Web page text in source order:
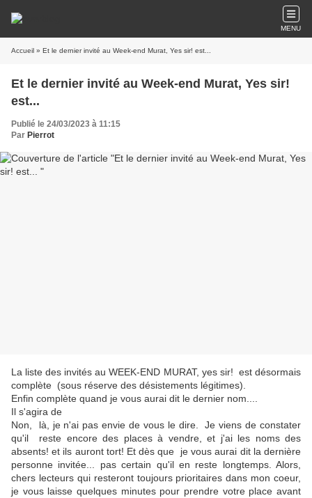
MENU
Accueil » Et le dernier invité au Week-end Murat, Yes sir! est...
Et le dernier invité au Week-end Murat, Yes sir!
est...
Publié le 24/03/2023 à 11:15
Par Pierrot
La liste des invités au WEEK-END MURAT, yes sir! est désormais
complète (sous réserve des désistements légitimes).
Enfin complète quand je vous aurai dit le dernier nom....
Il s'agira de
Non, là, je n'ai pas envie de vous le dire. Je viens de constater
qu'il reste encore des places à vendre, et j'ai les noms des
absents! et ils auront tort! Et dès que je vous aurai dit la dernière
personne invitée... pas certain qu'il en reste longtemps. Alors,
chers lecteurs qui resteront toujours prioritaires dans mon coeur,
je vous laisse quelques minutes pour prendre votre place avant